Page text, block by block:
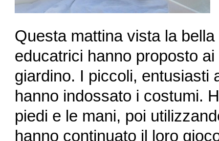
Questa mattina vista la
educatrici hanno proposto
giardino. I piccoli, entusiasti
hanno indossato i costumi.
piedi e le mani, poi
hanno continuato il loro